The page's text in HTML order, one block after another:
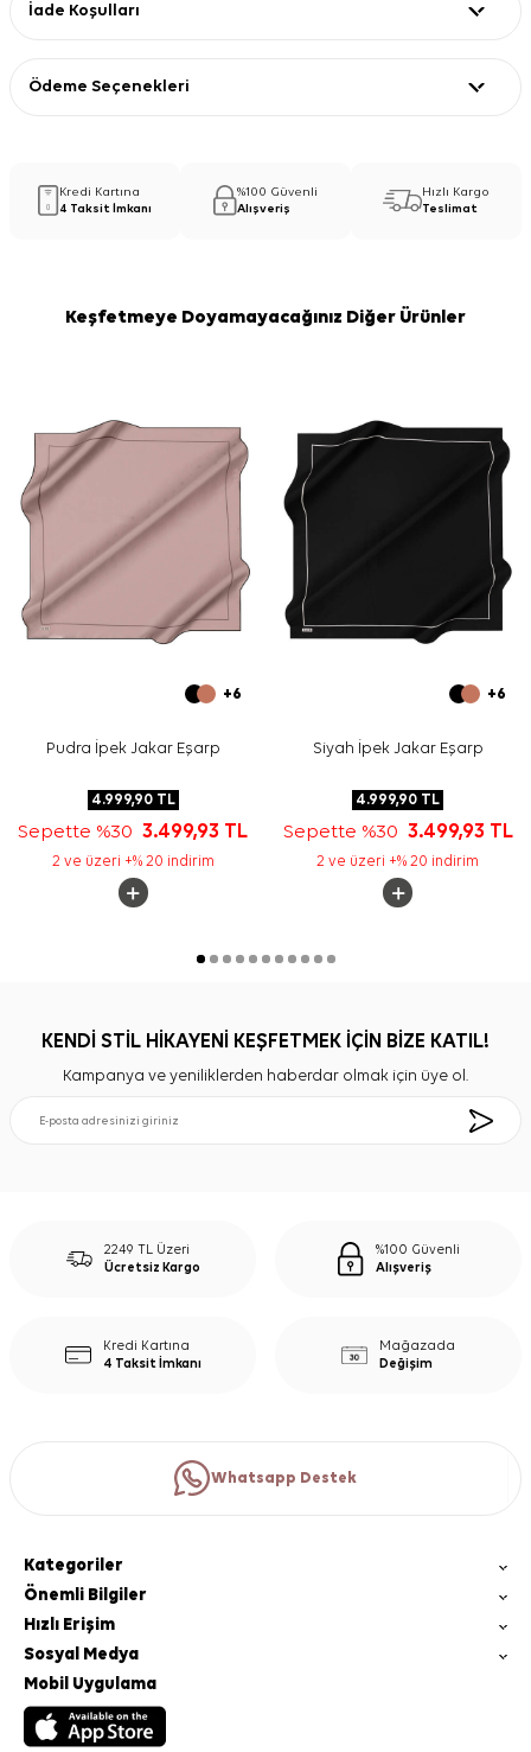
İade Koşulları
Ödeme Seçenekleri
Kredi Kartına
4 Taksit İmkanı
%100 Güvenli
Alışveriş
Hızlı Kargo
Teslimat
Keşfetmeye Doyamayacağınız Diğer Ürünler
+6
Pudra İpek Jakar Eşarp
4.999,90TL
Sepette %303.499,93 TL
2 ve üzeri +% 20 indirim
+6
Siyah İpek Jakar Eşarp
4.999,90 TL
Sepette %30 3.499,93 TL
2 ve üzeri +% 20 indirim
KENDİ STİL HİKAYENİ KEŞFETMEK İÇİN BİZE KATIL!
Kampanya ve yeniliklerden haberdar olmak için üye ol.
2249 TL Üzeri
Ücretsiz Kargo
%100 Güvenli
Alışveriş
Kredi Kartına
4 Taksit İmkanı
Mağazada
Değişim
Whatsapp Destek
Kategoriler
Önemli Bilgiler
Hızlı Erişim
Sosyal Medya
Mobil Uygulama